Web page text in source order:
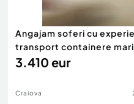
Angajam soferi cu
transport containere
3.410 eur
Craiova